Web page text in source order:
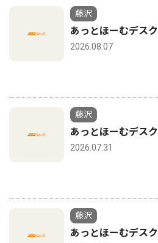
藤沢
あっとほーむデスク
2026.08.07
藤沢
あっとほーむデスク
2026.07.31
藤沢
あっとほーむデスク